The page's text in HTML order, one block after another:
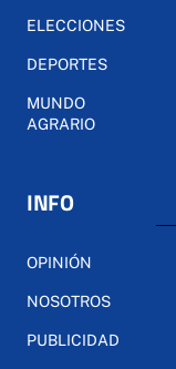
ELECCIONES
DEPORTES
MUNDO
AGRARIO
INFO
OPINIÓN
NOSOTROS
PUBLICIDAD